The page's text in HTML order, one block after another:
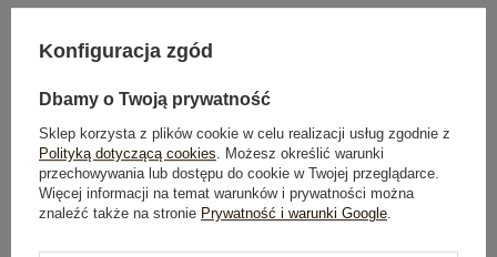
DODAJ DO KOSZYKA
Możesz kupić także poprzez:
Dostawaod 7,99 zł
Do darmowej dostawy brakuje 200,00 zł
Konfiguracja zgód
Dbamy o Twoją prywatność
Sklep korzysta z plików cookie w celu realizacji usług zgodnie z
Polityką dotyczącą cookies. Możesz określić warunki
przechowywania lub dostępu do cookie w Twojej przeglądarce.
Więcej informacji na temat warunków i prywatności można
znaleźć także na stronie Prywatność i warunki Google.